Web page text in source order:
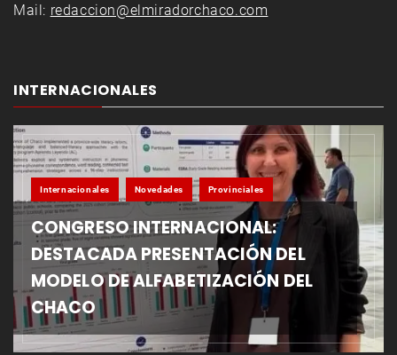
Mail: redaccion@elmiradorchaco.com
INTERNACIONALES
Internacionales Novedades Provinciales
CONGRESO INTERNACIONAL:
DESTACADA PRESENTACIÓN DEL
MODELO DE ALFABETIZACIÓN DEL
CHACO